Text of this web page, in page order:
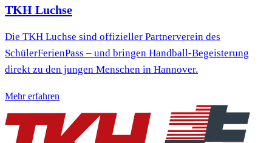
TKH Luchse
Die TKH Luchse sind offizieller Partnerverein des
SchülerFerienPass – und bringen Handball-Begeisterung
direkt zu den jungen Menschen in Hannover.
Mehr erfahren